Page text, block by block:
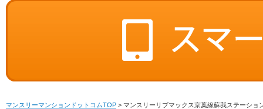
マンスリーマンションドットコムTOP > マンスリーリブマックス京葉線蘇我ステーシ